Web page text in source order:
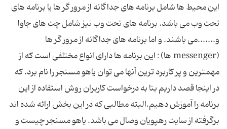
این محیط ها شامل برنامه های جداگانه از مرور گر ها یا برنامه های
تحت وب می باشد. برنامه های تحت وب نیز شامل چت های جاوا
و.......می باشند. و اما برنامه های جداگانه از مرور گر ها
(messenger ها) : این برنامه ها دارای انواع مختلفی است كه از
مهمترین و پر كاربرد ترین آنها می توان یاهو مسنجر را نام برد. كه
در اینجا قصد داریم بنا به درخواست كاربران روش استفاده از این
برنامه را آموزش دهیم.البته مطالبی كه در این بخش ارائه شده اند
برگرفته از سایت رهپویان وصال می باشد. یاهو مسنجر چیست و